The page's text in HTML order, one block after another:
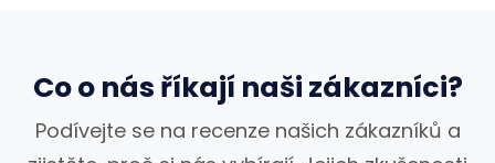
Co o nás říkají naši zákazníci?
Podívejte se na recenze našich zákazníků a